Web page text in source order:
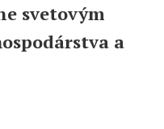
svetovým
a